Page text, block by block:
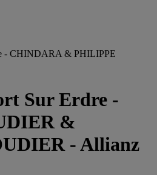
- CHINDARA & PHILIPPE
Sur Erdre -
&
- Allianz